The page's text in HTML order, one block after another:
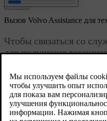
Войти
Вызов Volvo Assistance для
Чтобы связаться со
для получения
автомобиля. Это может
возникнут
например, если
сломается или вы